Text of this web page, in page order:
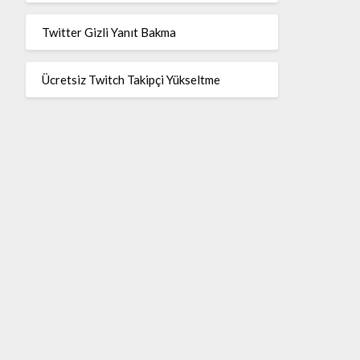
Twitter Gizli Yanıt Bakma
Ücretsiz Twitch Takipçi Yükseltme